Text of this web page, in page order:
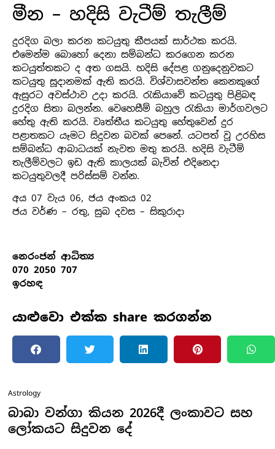
මීන – හදිසි වැටීම් තැලීම්
දුරදිග බලා කරන කටයුතු කීපයක් සාර්ථක කරයි.
එමෙන්ම බොහෝ දෙනා සම්බන්ධ කරගෙන කරන
කටයුත්තකට ද අත ගසයි. හදිසි දේපළ ගනුදෙනුවකට
කටයුතු සූදානමක් ඇති කරයි. විශ්වාසවන්ත කෙනකුගේ
ඇසුරට අවස්ථාව උදා කරයි. රැකියාවේ කටයුතු පිළිබඳ
දුරදිග සිතා බලන්න. වෙහෙසීම් බහුල රැකියා මාර්ගවලට
හේතු ඇති කරයි. වෘත්තීය කටයුතු හේතුවෙන් දුර
පළාතකට යෑමට සිදුවන බවක් පෙනේ. යටපත් වූ උරහිස
සම්බන්ධ ආබාධයක් නැවත මතු කරයි. හදිසි වැටීම්
තැලීම්වලට ඉඩ ඇති කාලයක් බැවින් එදිනෙදා
කටයුතුවලදී පරිස්සම් වන්න.
අය 07 වැය 06, ජය අංකය 02
ජය වර්ණ – රතු, සුබ දවස – සිකුරාදා
නෙරංජන් ආධිත්‍ය
070 2050 707
ඉරහඳ
යාළුවො එක්ක share කරගන්න
Astrology
බාබා වන්ගා කියන 2026දී ලංකාවට සහ
ලෝකයට සිදුවන දේ